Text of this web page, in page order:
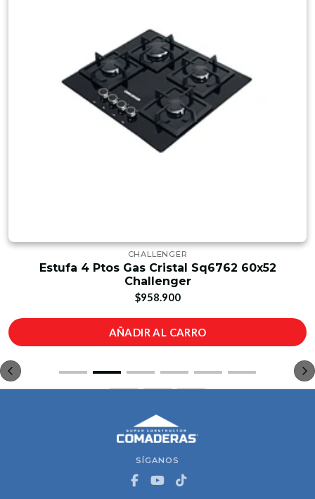
CHALLENGER
Estufa 4 Ptos Gas Cristal Sq6762 60x52
Challenger
$958.900
AÑADIR AL CARRO
SÍGANOS